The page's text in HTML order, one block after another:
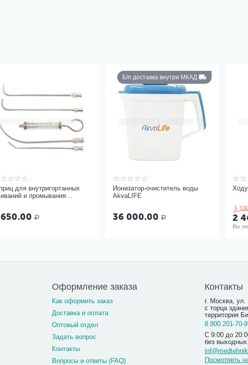
для внутригортанных
и промывания
Р
Б/п доставка внутри МКАД
Ионизатор-очиститель воды
AkvaLIFE
36 000.00 Р
3
2
Вы
Оформление заказа
Как оформить заказ
Доставка и оплата
Оптовый отдел
Задать вопрос
Контакты
Вопросы и ответы (FAQ)
Контакты
г. Москва,
с торца
территория
8 800 201-70-
С 9:00 до
без выходных.
Посмотреть